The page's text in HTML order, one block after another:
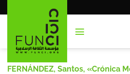
al
FERNÁNDEZ, Santos, «Crónica